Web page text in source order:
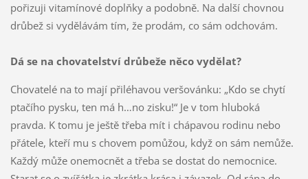
pořizuji vitamínové doplňky a podobně. Na další chovnou
drůbež si vydělávám tím, že prodám, co sám odchovám.
Dá se na chovatelství drůbeže něco vydělat?
Chovatelé na to mají přiléhavou veršovánku: „Kdo se chytí
ptačího pysku, ten má h…no zisku!“ Je v tom hluboká
pravda. K tomu je ještě třeba mít i chápavou rodinu nebo
přátele, kteří mu s chovem pomůžou, když on sám nemůže.
Každý může onemocnět a třeba se dostat do nemocnice.